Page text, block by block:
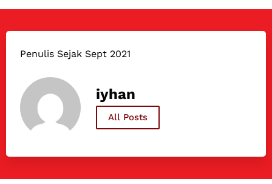
Penulis Sejak Sept 2021
iyhan
All Posts